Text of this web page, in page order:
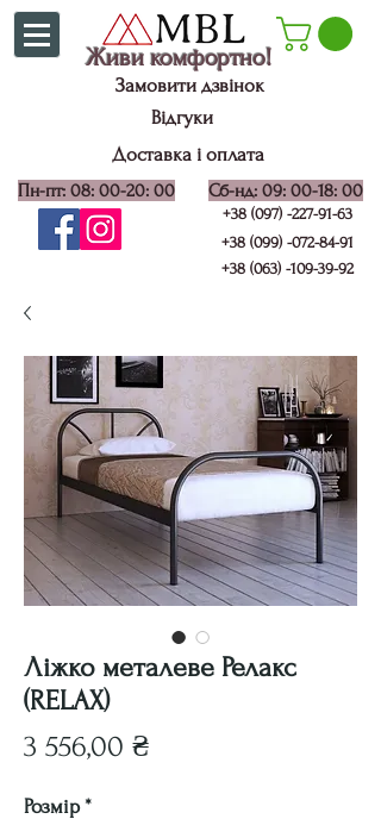
Живи комфортно!
Замовити дзвінок
Відгуки
Доставка і оплата
Пн-пт: 08: 00-20: 00 Сб-нд: 09: 00-18: 00
+38 (099) -072-84-91
+38 (097) -227-91-63
+38 (063) -109-39-92
Ліжко металеве Релакс
(RELAX)
3 556,00 ₴Ціна
Розмір *